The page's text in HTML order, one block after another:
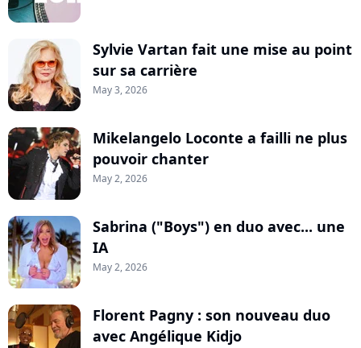
Sylvie Vartan fait une mise au point
sur sa carrière
May 3, 2026
Mikelangelo Loconte a failli ne plus
pouvoir chanter
May 2, 2026
Sabrina ("Boys") en duo avec... une
IA
May 2, 2026
Florent Pagny : son nouveau duo
avec Angélique Kidjo